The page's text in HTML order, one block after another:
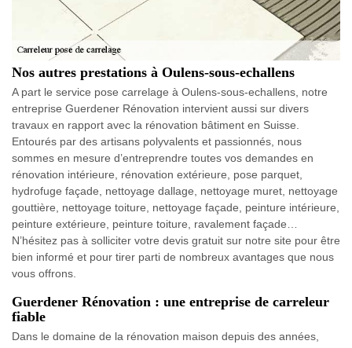
Nos autres prestations à Oulens-sous-echallens
A part le service pose carrelage à Oulens-sous-echallens, notre
entreprise Guerdener Rénovation intervient aussi sur divers
travaux en rapport avec la rénovation bâtiment en Suisse.
Entourés par des artisans polyvalents et passionnés, nous
sommes en mesure d’entreprendre toutes vos demandes en
rénovation intérieure, rénovation extérieure, pose parquet,
hydrofuge façade, nettoyage dallage, nettoyage muret, nettoyage
gouttière, nettoyage toiture, nettoyage façade, peinture intérieure,
peinture extérieure, peinture toiture, ravalement façade…
N’hésitez pas à solliciter votre devis gratuit sur notre site pour être
bien informé et pour tirer parti de nombreux avantages que nous
vous offrons.
Guerdener Rénovation : une entreprise de carreleur
fiable
Dans le domaine de la rénovation maison depuis des années,